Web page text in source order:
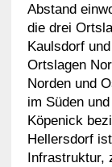
Abstand
die drei
Kaulsdorf
Ortslagen
Norden und
im Süden
Köpenick
Hellersdorf
Infrastruktur,